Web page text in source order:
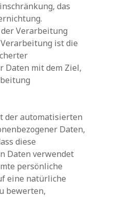
das
Verarbeitung
ist die
Daten mit dem Ziel,
der automatisierten
Daten,
diese
Daten verwendet
persönliche
eine natürliche
bewerten,